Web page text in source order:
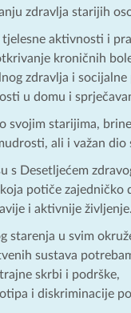
zdravlja starijih
aktivnosti i
kroničnih
zdravlja i socijalne
u domu i
svojim starijima,
ali i važan
s Desetljećem
potiče zajedničko
i aktivnije
starenja u svim
sustava
skrbi i podrške,
i diskriminacije